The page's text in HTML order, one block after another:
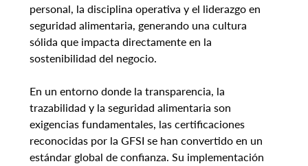
personal, la disciplina operativa y el liderazgo en
seguridad alimentaria, generando una cultura
sólida que impacta directamente en la
sostenibilidad del negocio.
En un entorno donde la transparencia, la
trazabilidad y la seguridad alimentaria son
exigencias fundamentales, las certificaciones
reconocidas por la GFSI se han convertido en un
estándar global de confianza. Su implementación